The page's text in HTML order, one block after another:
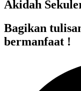
Akidah
Bagikan
bermanfaat !